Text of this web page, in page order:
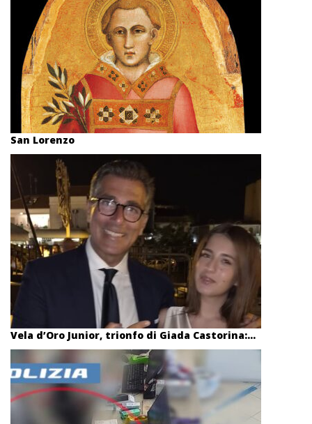
San Lorenzo
Vela d’Oro Junior, trionfo di Giada Castorina:...